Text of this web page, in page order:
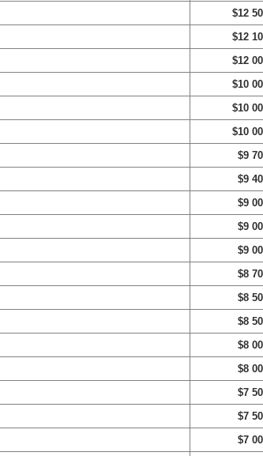
$12
$12
$12
$10
$10
$10
$9
$9
$9
$9
$9
$8
$8
$8
$8
$8
$7
$7
$7